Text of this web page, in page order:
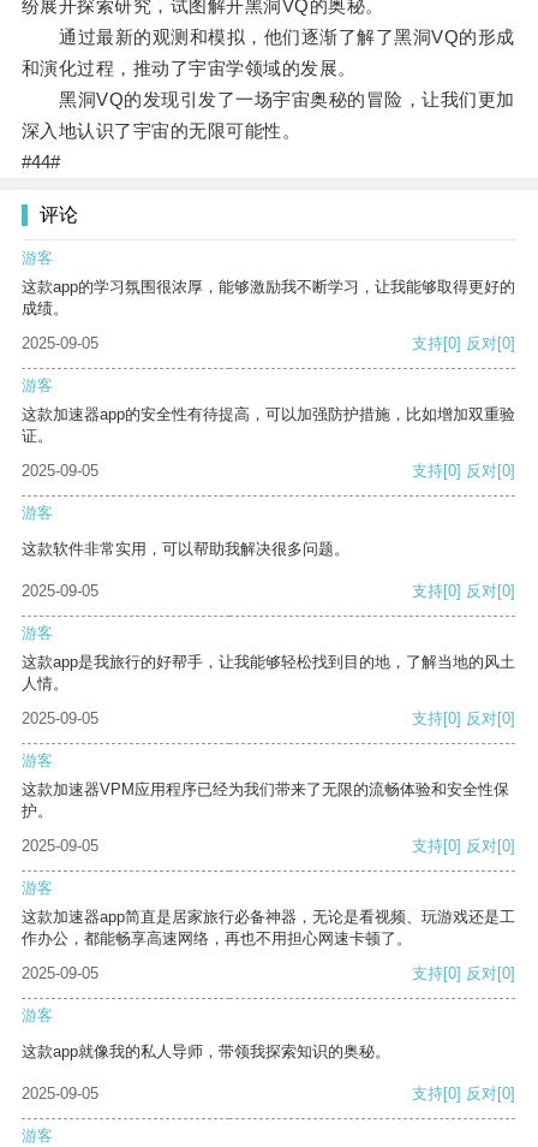
纷展开探索研究，试图解开黑洞VQ的奥秘。
通过最新的观测和模拟，他们逐渐了解了黑洞VQ的形成
和演化过程，推动了宇宙学领域的发展。
黑洞VQ的发现引发了一场宇宙奥秘的冒险，让我们更加
深入地认识了宇宙的无限可能性。
#44#
评论
游客
这款app的学习氛围很浓厚，能够激励我不断学习，让我能够取得更好的
成绩。
2025-09-05
支持[0] 反对[0]
游客
这款加速器app的安全性有待提高，可以加强防护措施，比如增加双重验
证。
2025-09-05
支持[0] 反对[0]
游客
这款软件非常实用，可以帮助我解决很多问题。
2025-09-05 支持[0] 反对[0]
游客
这款app是我旅行的好帮手，让我能够轻松找到目的地，了解当地的风土
人情。
2025-09-05
支持[0] 反对[0]
游客
这款加速器VPM应用程序已经为我们带来了无限的流畅体验和安全性保
护。
2025-09-05
支持[0] 反对[0]
游客
这款加速器app简直是居家旅行必备神器，无论是看视频、玩游戏还是工
作办公，都能畅享高速网络，再也不用担心网速卡顿了。
2025-09-05
支持[0] 反对[0]
游客
这款app就像我的私人导师，带领我探索知识的奥秘。
2025-09-05 支持[0] 反对[0]
游客